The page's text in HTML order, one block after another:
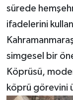
sürede
ifadelerini
simgesel bir
Köprüsü,
köprü görevini